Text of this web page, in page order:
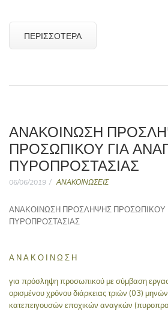
ΠΕΡΙΣΣΌΤΕΡΑ
ΑΝΑΚΟΙΝΩΣΗ
ΠΡΟΣΩΠΙΚΟΥ ΓΙΑ
ΠΥΡΟΠΡΟΣΤΑΣΙΑΣ
06/06/2019 ΑΝΑΚΟΙΝΩΣΕΙΣ
ΑΝΑΚΟΙΝΩΣΗ ΠΡΟΣΛΗΨΗΣ ΠΡΟΣΩΠΙΚΟΥ
ΠΥΡΟΠΡΟΣΤΑΣΙΑΣ
Α Ν Α Κ Ο Ι Ν Ω Σ Η
για πρόσληψη προσωπικού με σύμβαση
ορισμένου χρόνου διάρκειας τριών (03)
κατεπειγουσών εποχικών αναγκών